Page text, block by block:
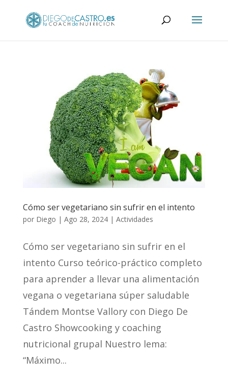
Cómo ser vegetariano sin sufrir en el intento
por Diego | Ago 28, 2024| Actividades
Cómo ser vegetariano sin sufrir en el
intento Curso teórico-práctico completo
para aprender a llevar una alimentación
vegana o vegetariana súper saludable
Tándem Montse Vallory con Diego De
Castro Showcooking y coaching
nutricional grupal Nuestro lema:
“Máximo...